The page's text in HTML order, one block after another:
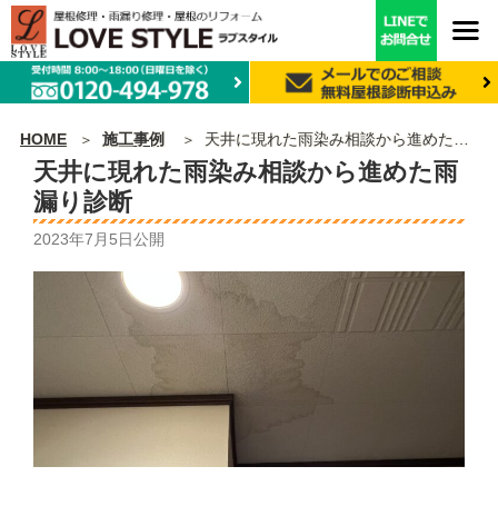
HOME 施工事例 天井に現れた雨染み相談から進めた雨漏り診断
天井に現れた雨染み相談から進めた雨
漏り診断
2023年7月5日公開